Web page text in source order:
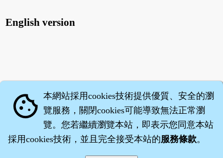
English version
cookie 本網站採用cookies技術提供優質、安全的瀏
覽服務，關閉cookies可能導致無法正常瀏
覽。您若繼續瀏覽本站，即表示您同意本站
採用cookies技術，並且完全接受本站的服務條款。